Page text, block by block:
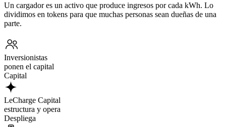
Un cargador es un activo que produce ingresos por cada kWh. Lo
dividimos en tokens para que muchas personas sean dueñas de una
parte.
Inversionistas
ponen el capital
Capital
LeCharge Capital
estructura y opera
Despliega